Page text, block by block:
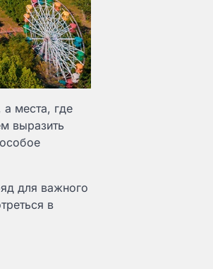
места, где
выразить
для важного
в